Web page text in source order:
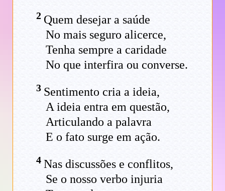
2 Quem desejar a saúde
No mais seguro alicerce,
Tenha sempre a caridade
No que interfira ou converse.
3 Sentimento cria a ideia,
A ideia entra em questão,
Articulando a palavra
E o fato surge em ação.
4 Nas discussões e conflitos,
Se o nosso verbo injuria